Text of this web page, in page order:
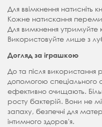
Для ввімкнення натисніть
Кожне натискання
Для вимкнення утримуйте
Використовуйте лише з
Догляд за іграшкою
До та після використання
допомогою спеціального
ефективно очищають.
росту бактерій. Вони не
запаху, безпечні для
інтимного здоров'я.